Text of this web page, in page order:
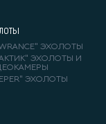
ЭХОЛОТЫ
ЭХОЛОТЫ И
ЭХОЛОТЫ